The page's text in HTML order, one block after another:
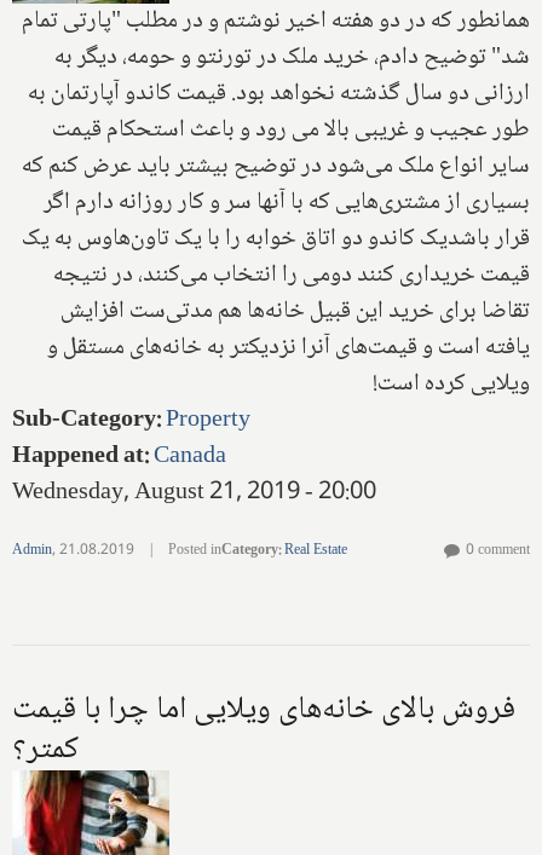
همانطور که در دو هفته اخير نوشتم و در مطلب "پارتى تمام
شد" توضيح دادم‌، خريد ملک در تورنتو و حومه، ديگر به
ارزانى دو سال گذشته نخواهد بود. قيمت کاندو آپارتمان به
طور عجيب و غريبى بالا مى رود و باعث استحکام قيمت
ساير انواع ملک مى‌شود در توضيح بيشتر بايد عرض کنم که
بسيارى از مشترى‌ها‌يى که با آنها سر و کار روزانه دارم اگر
قرار باشديک‌ کاندو دو اتاق خوابه را با يک تاون‌هاوس به يک
قيمت خريدارى کنند دومى را انتخاب مى‌کنند، در نتيجه
تقاضا براى خريد اين قبيل خانه‌ها هم مدتی‌ست افزايش
يافته است و قيمت‌هاى آنرا نزديکتر به خانه‌هاى مستقل و
ويلايى کرده است‌!
Sub-Category:Property
Happened at:Canada
Wednesday, August 21, 2019 - 20:00
Admin,21.08.2019 | Posted inCategory:Real Estate 0 comment
فروش بالاى خانه‌هاى ويلايى اما چرا با قيمت
كمتر؟